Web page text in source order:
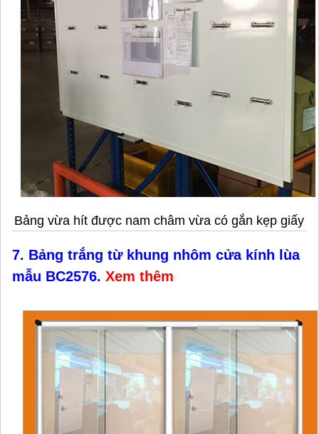
Bảng vừa hít được nam châm vừa có gắn kẹp giấy
7. Bảng trắng từ khung nhôm cửa kính lùa
mẫu BC2576. Xem thêm